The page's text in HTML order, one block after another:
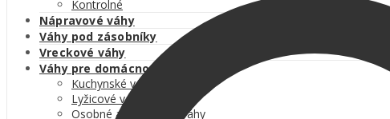
Kontrolné
Nápravové váhy
Váhy pod zásobníky
Vreckové váhy
Váhy pre domácnosť
Kuchynské váhy
Lyžicové váhy
Osobné a kojenecké váhy